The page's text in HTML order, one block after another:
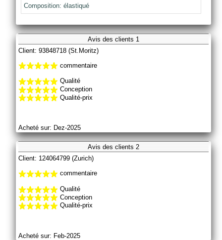
Composition: élastiqué
Avis des clients 1
Client: 93848718 (St.Moritz)
commentaire
Qualité
Conception
Qualité-prix
Acheté sur: Dez-2025
Avis des clients 2
Client: 124064799 (Zurich)
commentaire
Qualité
Conception
Qualité-prix
Acheté sur: Feb-2025